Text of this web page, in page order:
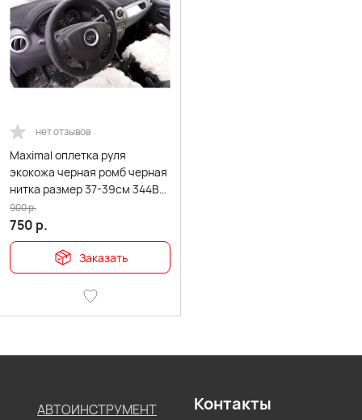
нет отзывов
Maximal оплетка руля
экокожа черная ромб черная
нитка размер 37-39см 344BL-
BL
750 р.
900р.
Заказать
АВТОИНСТРУМЕНТ
Контакты